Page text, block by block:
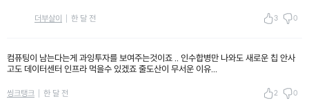
더부살이 한 달 전 3 0
컴퓨팅이 남는다는게 과잉투자를 보여주는것이죠 .. 인수합병만 나와도 새로운 칩 안사
고도 데이터센터 인프라 먹을수 있겠죠 줄도산이 무서운 이유...
씽크탱크 한 달 전 2 0